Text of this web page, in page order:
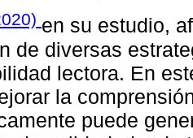
en su estudio,
de diversas
lectora. En
la
puede